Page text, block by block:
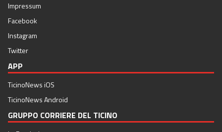
Impressum
Facebook
Instagram
Twitter
APP
TicinoNews iOS
TicinoNews Android
GRUPPO CORRIERE DEL TICINO